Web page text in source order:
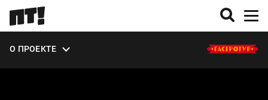
О ПРОЕКТЕ
ЭКСТРА